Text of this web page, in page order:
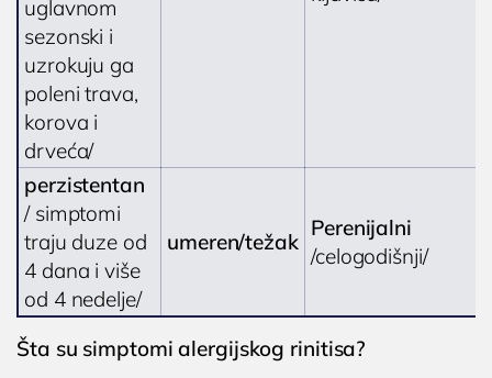
uglavnom
sezonski i
uzrokuju ga
poleni trava,
korova i
drveća/
perzistentan
/ simptomi
traju duze od
4 dana i više
od 4 nedelje/
umeren/težak
Perenijalni
/celogodišnji/
Šta su simptomi alergijskog rinitisa?